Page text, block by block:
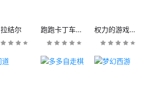
拉结尔 跑跑卡丁车官方竞速版 权力的游戏：凛冬将至